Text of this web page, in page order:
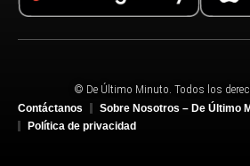
© De Último Minuto. Todos los
Contáctanos
Sobre Nosotros – De Último
Política de privacidad